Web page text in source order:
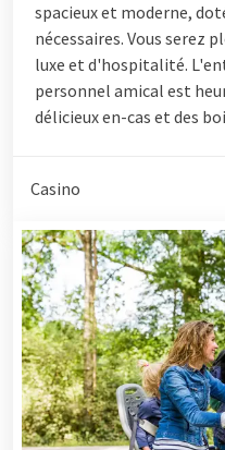
spacieux et moderne,
nécessaires. Vous serez
luxe et d'hospitalité.
personnel amical est
délicieux en-cas et des
Casino